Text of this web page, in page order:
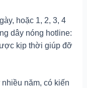
hoặc 1, 2, 3, 4
dây nóng hotline:
kịp thời giúp đỡ
năm, có kiến